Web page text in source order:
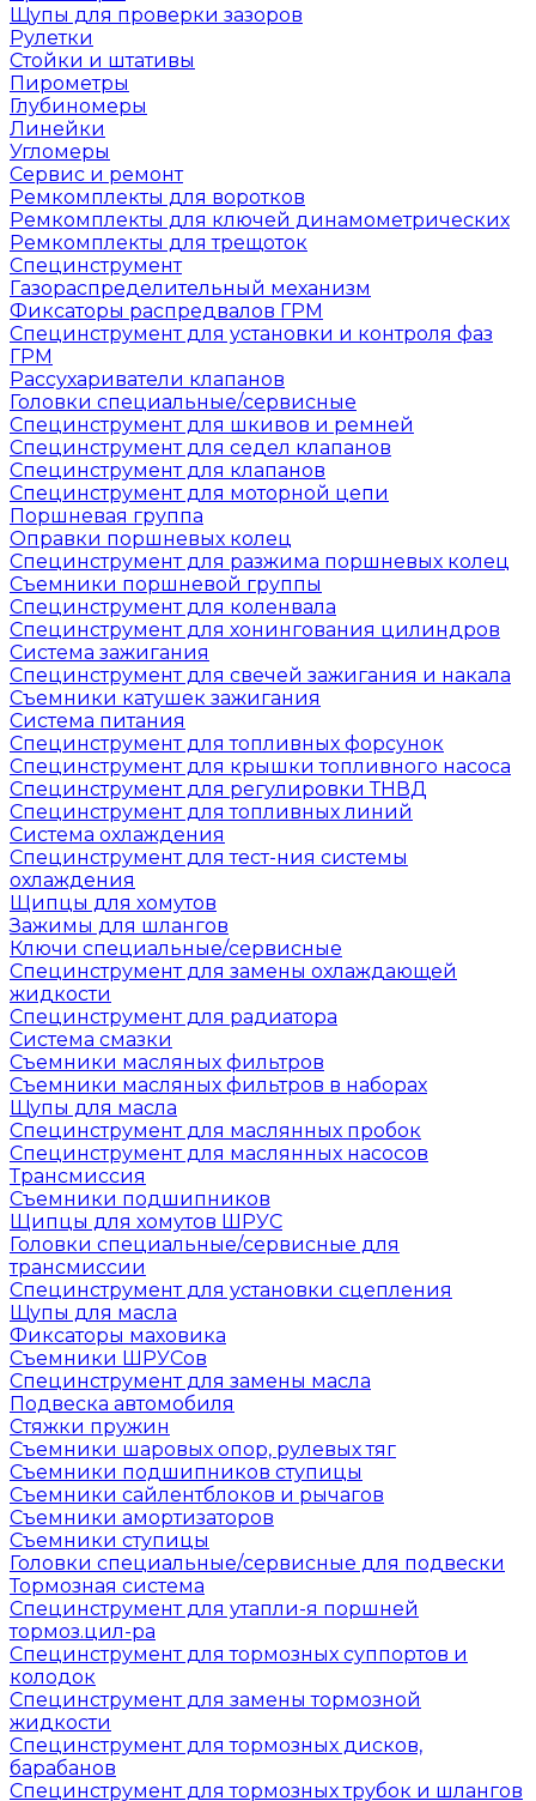
Щупы для проверки зазоров
Рулетки
Стойки и штативы
Пирометры
Глубиномеры
Линейки
Угломеры
Сервис и ремонт
Ремкомплекты для воротков
Ремкомплекты для ключей динамометрических
Ремкомплекты для трещоток
Специнструмент
Газораспределительный механизм
Фиксаторы распредвалов ГРМ
Специнструмент для установки и контроля фаз
ГРМ
Рассухариватели клапанов
Головки специальные/сервисные
Специнструмент для шкивов и ремней
Специнструмент для седел клапанов
Специнструмент для клапанов
Специнструмент для моторной цепи
Поршневая группа
Оправки поршневых колец
Специнструмент для разжима поршневых колец
Съемники поршневой группы
Специнструмент для коленвала
Специнструмент для хонингования цилиндров
Система зажигания
Специнструмент для свечей зажигания и накала
Съемники катушек зажигания
Система питания
Специнструмент для топливных форсунок
Специнструмент для крышки топливного насоса
Специнструмент для регулировки ТНВД
Специнструмент для топливных линий
Система охлаждения
Специнструмент для тест-ния системы
охлаждения
Щипцы для хомутов
Зажимы для шлангов
Ключи специальные/сервисные
Специнструмент для замены охлаждающей
жидкости
Специнструмент для радиатора
Система смазки
Съемники масляных фильтров
Съемники масляных фильтров в наборах
Щупы для масла
Специнструмент для маслянных пробок
Специнструмент для маслянных насосов
Трансмиссия
Съемники подшипников
Щипцы для хомутов ШРУС
Головки специальные/сервисные для
трансмиссии
Специнструмент для установки сцепления
Щупы для масла
Фиксаторы маховика
Съемники ШРУСов
Специнструмент для замены масла
Подвеска автомобиля
Стяжки пружин
Съемники шаровых опор, рулевых тяг
Съемники подшипников ступицы
Съемники сайлентблоков и рычагов
Съемники амортизаторов
Съемники ступицы
Головки специальные/сервисные для подвески
Тормозная система
Специнструмент для утапли-я поршней
тормоз.цил-ра
Специнструмент для тормозных суппортов и
колодок
Специнструмент для замены тормозной
жидкости
Специнструмент для тормозных дисков,
барабанов
Специнструмент для тормозных трубок и шлангов